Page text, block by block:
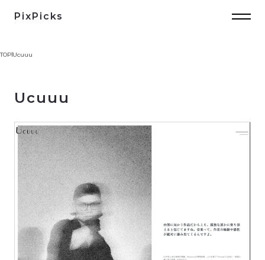
PixPicks
TOP Ucuuu
Ucuuu